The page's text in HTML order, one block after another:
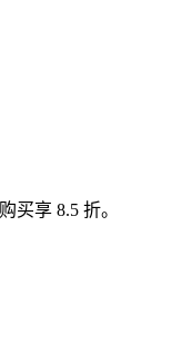
购买享 8.5 折。